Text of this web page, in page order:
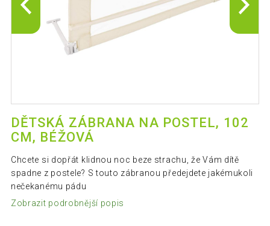
DĚTSKÁ ZÁBRANA NA POSTEL, 102
CM, BÉŽOVÁ
Chcete si dopřát klidnou noc beze strachu, že Vám dítě
spadne z postele? S touto zábranou předejdete jakémukoli
nečekanému pádu
Zobrazit podrobnější popis